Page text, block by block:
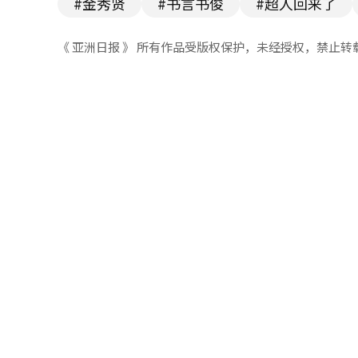
《 亚洲日报 》 所有作品受版权保护，未经授权，禁止转